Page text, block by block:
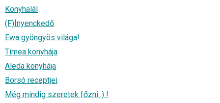
Konyhalál
(F)Ínyenckedő
Ewa gyöngyös világa!
Tímea konyhája
Aleda konyhája
Borsó receptjei
Még mindig szeretek főzni :) !